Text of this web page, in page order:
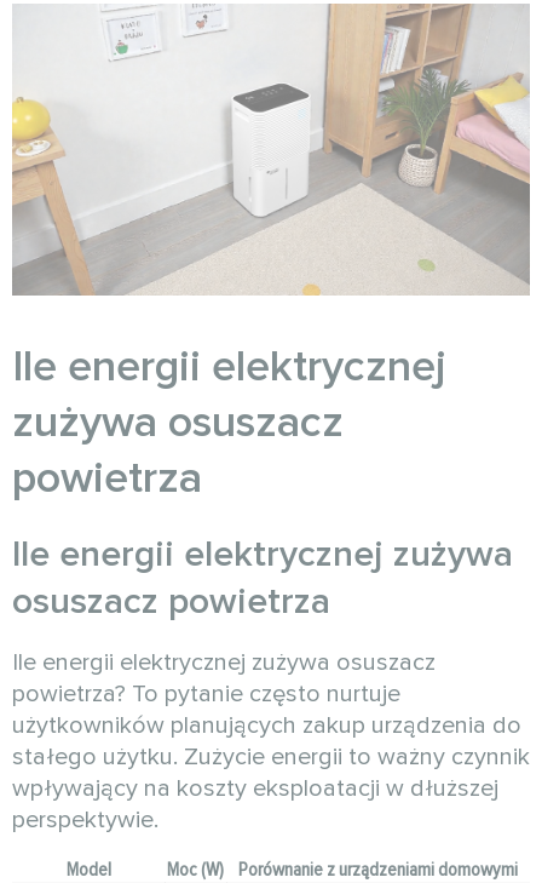
Ile energii elektrycznej
zużywa osuszacz
powietrza
Ile energii elektrycznej zużywa
osuszacz powietrza
Ile energii elektrycznej zużywa osuszacz
powietrza? To pytanie często nurtuje
użytkowników planujących zakup urządzenia do
stałego użytku. Zużycie energii to ważny czynnik
wpływający na koszty eksploatacji w dłuższej
perspektywie.
Model Moc (W) Porównanie z urządzeniami domowymi